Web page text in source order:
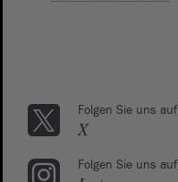
Folgen Sie uns auf
X
Folgen Sie uns auf